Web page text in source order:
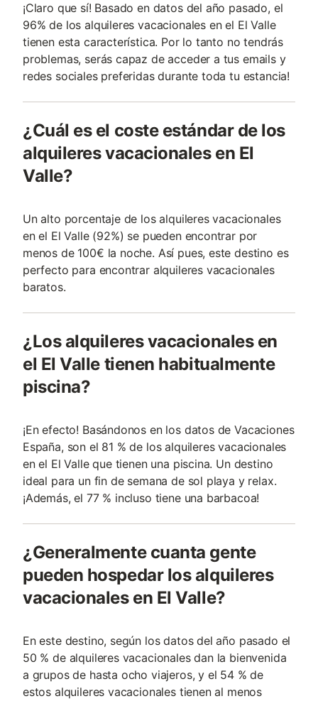
¡Claro que sí! Basado en datos del año pasado, el
96% de los alquileres vacacionales en el El Valle
tienen esta característica. Por lo tanto no tendrás
problemas, serás capaz de acceder a tus emails y
redes sociales preferidas durante toda tu estancia!
¿Cuál es el coste estándar de los
alquileres vacacionales en El
Valle?
Un alto porcentaje de los alquileres vacacionales
en el El Valle (92%) se pueden encontrar por
menos de 100€ la noche. Así pues, este destino es
perfecto para encontrar alquileres vacacionales
baratos.
¿Los alquileres vacacionales en
el El Valle tienen habitualmente
piscina?
¡En efecto! Basándonos en los datos de Vacaciones
España, son el 81 % de los alquileres vacacionales
en el El Valle que tienen una piscina. Un destino
ideal para un fin de semana de sol playa y relax.
¡Además, el 77 % incluso tiene una barbacoa!
¿Generalmente cuanta gente
pueden hospedar los alquileres
vacacionales en El Valle?
En este destino, según los datos del año pasado el
50 % de alquileres vacacionales dan la bienvenida
a grupos de hasta ocho viajeros, y el 54 % de
estos alquileres vacacionales tienen al menos